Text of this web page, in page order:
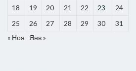
18
19 20 21 22 23
24
25
26 27 28 29 30
31
« Ноя
Янв »